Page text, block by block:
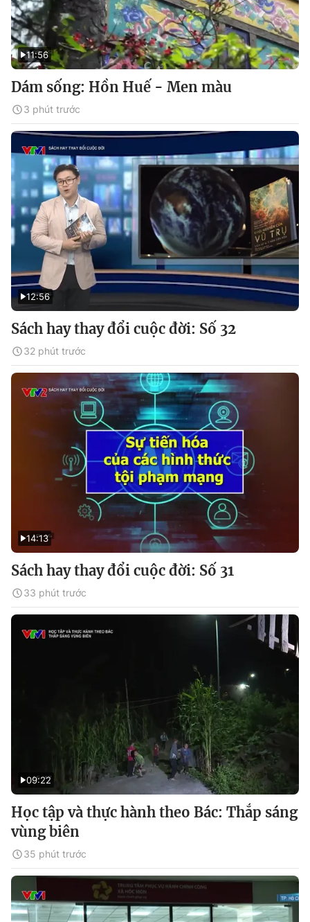
11:56
Dám sống: Hồn Huế - Men màu
3 phút trước
12:56
Sách hay thay đổi cuộc đời: Số 32
32 phút trước
14:13
Sách hay thay đổi cuộc đời: Số 31
33 phút trước
09:22
Học tập và thực hành theo Bác: Thắp sáng
vùng biên
35 phút trước